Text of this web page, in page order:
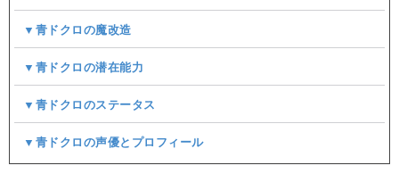
▼青ドクロの魔改造
▼青ドクロの潜在能力
▼青ドクロのステータス
▼青ドクロの声優とプロフィール